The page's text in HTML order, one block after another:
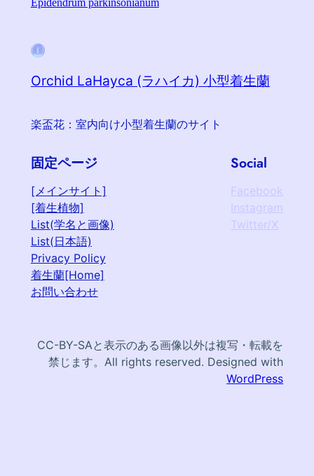
Epidendrum parkinsonianum
Orchid LaHayca (ラハイカ) 小型着生蘭
楽盃花：室内向け小型着生蘭のサイト
固定ページ
[メインサイト]
[着生植物]
List(学名と画像)
List(日本語)
Privacy Policy
着生蘭[Home]
お問い合わせ
Social
Facebook
Instagram
Twitter/X
CC-BY-SAと表示のある画像以外は複写・転載を
禁じます。All rights reserved. Designed with
WordPress